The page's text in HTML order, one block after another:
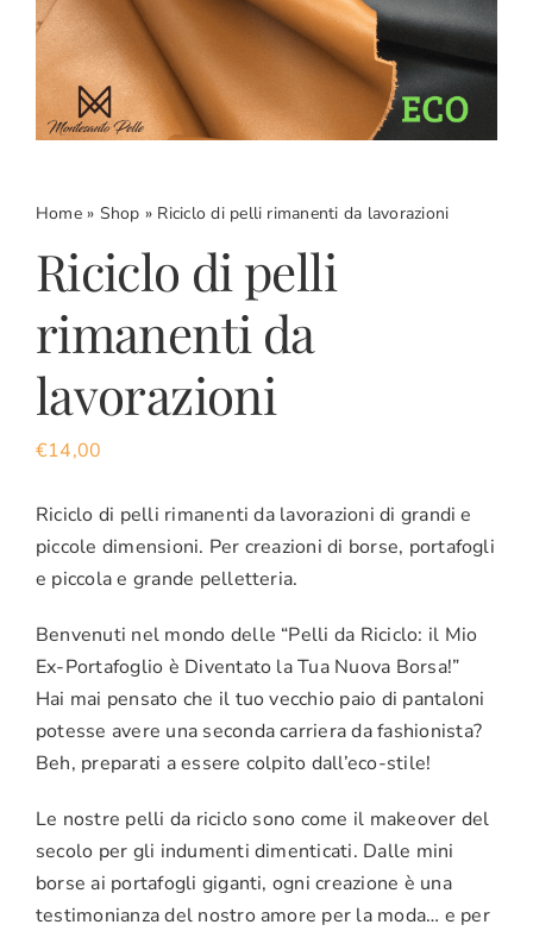
CARRELLO
ACCOUNT
Home» Shop » Riciclo di pelli rimanenti da lavorazioni
Riciclo di pelli
rimanenti da
lavorazioni
€14,00
Riciclo di pelli rimanenti da lavorazioni di grandi e
piccole dimensioni. Per creazioni di borse, portafogli
e piccola e grande pelletteria.
Benvenuti nel mondo delle “Pelli da Riciclo: il Mio
Ex-Portafoglio è Diventato la Tua Nuova Borsa!”
Hai mai pensato che il tuo vecchio paio di pantaloni
potesse avere una seconda carriera da fashionista?
Beh, preparati a essere colpito dall’eco-stile!
Le nostre pelli da riciclo sono come il makeover del
secolo per gli indumenti dimenticati. Dalle mini
borse ai portafogli giganti, ogni creazione è una
testimonianza del nostro amore per la moda… e per